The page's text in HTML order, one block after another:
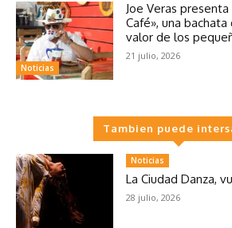
Noticias
Joe Veras
Café», una
valor de los
21 julio, 2026
Tambien puede
Noticias
La Ciudad Danza,
28 julio, 2026